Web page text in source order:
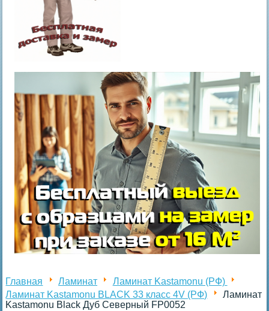
Главная Ламинат
Ламинат Kastamonu (РФ)
Ламинат Kastamonu BLACK 33 класс 4V (РФ)
Ламинат
Kastamonu Black Дуб Северный FP0052